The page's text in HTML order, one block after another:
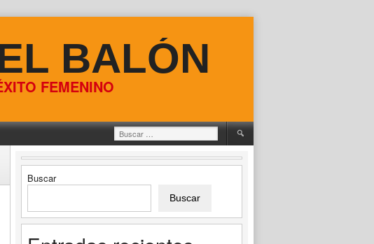
BALÓN
FEMENINO
Buscar:
Buscar
Buscar